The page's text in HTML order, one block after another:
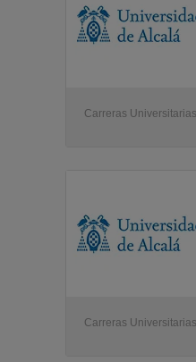
Carreras
Carreras